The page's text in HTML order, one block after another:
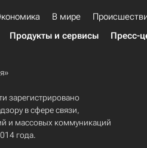
В мире
Продукты и сервисы Пресс-
зарегистрировано
в сфере связи,
и массовых коммуникаций
года.